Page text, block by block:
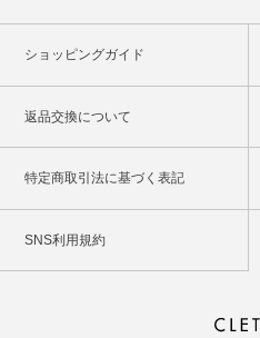
ショッピングガイド
返品交換について
特定商取引法に基づく表記
SNS利用規約